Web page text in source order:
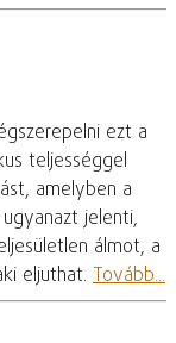
ezt a
teljességgel
amelyben a
jelenti,
álmot, a
eljuthat. Tovább...